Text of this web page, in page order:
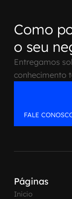
Como
o seu
Entregamos
conhecimento
FALE
Páginas
Inicio